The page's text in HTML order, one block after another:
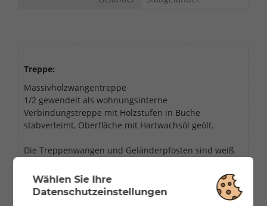
Treppe:
Massivholzwangentreppe
1/2 gewendelt als wohnungsinterne
Verbindungstreppe mit Holzstufen in Buche
stabverleimt, Oberfläche mit Hartwachsöl geölt.
Die Treppenwangen und Geländerpfosten sind weiß
Geländer:
Wählen Sie Ihre
Datenschutzeinstellungen